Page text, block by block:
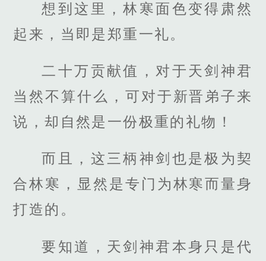
想到这里，林寒面色变得肃然
起来，当即是郑重一礼。
二十万贡献值，对于天剑神君
当然不算什么，可对于新晋弟子来
说，却自然是一份极重的礼物！
而且，这三柄神剑也是极为契
合林寒，显然是专门为林寒而量身
打造的。
要知道，天剑神君本身只是代